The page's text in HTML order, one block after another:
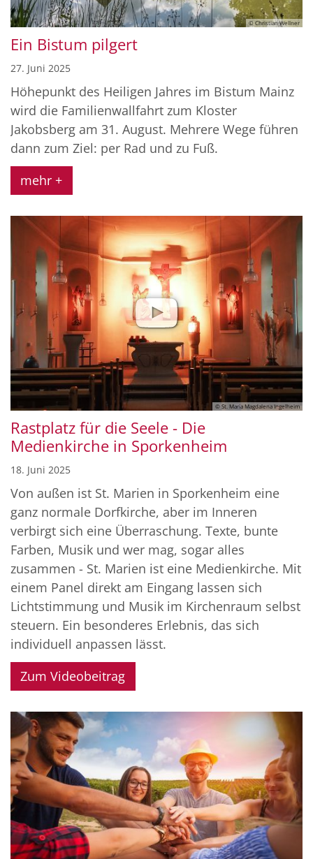
© Christian Wellner
Ein Bistum pilgert
27. Juni 2025
Höhepunkt des Heiligen Jahres im Bistum Mainz
wird die Familienwallfahrt zum Kloster
Jakobsberg am 31. August. Mehrere Wege führen
dann zum Ziel: per Rad und zu Fuß.
mehr +
© St. Maria Magdalena Ingelheim
Rastplatz für die Seele - Die
Medienkirche in Sporkenheim
18. Juni 2025
Von außen ist St. Marien in Sporkenheim eine
ganz normale Dorfkirche, aber im Inneren
verbirgt sich eine Überraschung. Texte, bunte
Farben, Musik und wer mag, sogar alles
zusammen - St. Marien ist eine Medienkirche. Mit
einem Panel direkt am Eingang lassen sich
Lichtstimmung und Musik im Kirchenraum selbst
steuern. Ein besonderes Erlebnis, das sich
individuell anpassen lässt.
Zum Videobeitrag